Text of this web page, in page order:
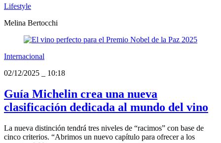
Lifestyle
Melina Bertocchi
Internacional
02/12/2025
10:18
Guía Michelin crea una nueva
clasificación dedicada al mundo del vino
La nueva distinción tendrá tres niveles de “racimos” con base de
cinco criterios. “Abrimos un nuevo capítulo para ofrecer a los